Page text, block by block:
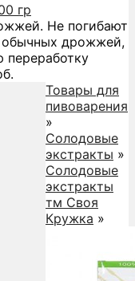
гр
Не погибают
обычных дрожжей,
переработку
Товары для
пивоварения
»
Солодовые
экстракты »
Солодовые
экстракты
тм Своя
Кружка »